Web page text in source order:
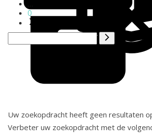
0
Uw zoekopdracht heeft geen resultaten
Verbeter uw zoekopdracht met de